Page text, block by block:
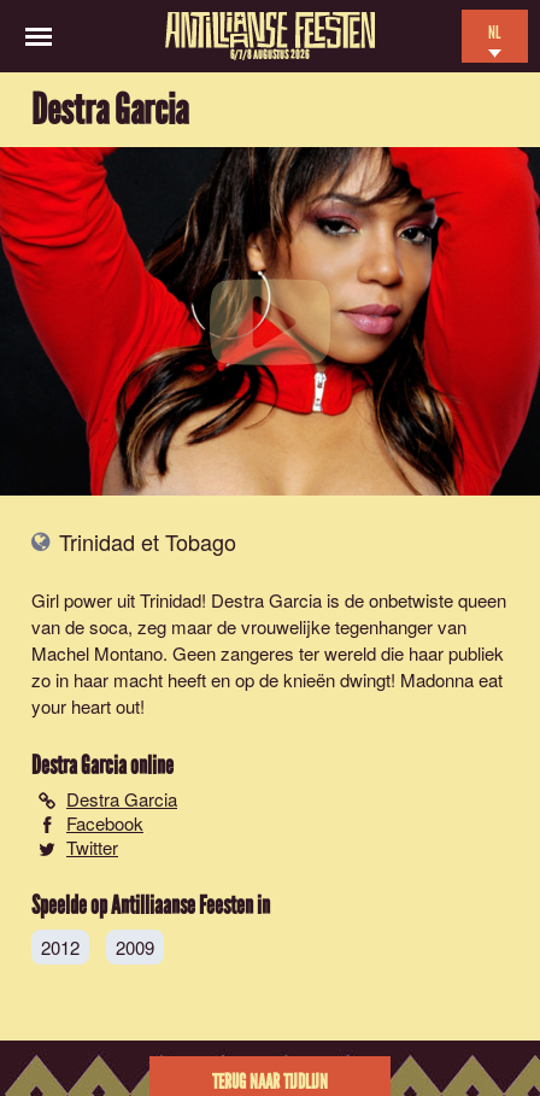
6/7/8 AUGUSTUS 2026
NL
Destra Garcia
Trinidad et Tobago
Girl power uit Trinidad! Destra Garcia is de onbetwiste queen
van de soca, zeg maar de vrouwelijke tegenhanger van
Machel Montano. Geen zangeres ter wereld die haar publiek
zo in haar macht heeft en op de knieën dwingt! Madonna eat
your heart out!
Destra Garciaonline
Destra Garcia
Facebook
Twitter
Speelde op Antilliaanse Feesten in
2012 2009
TERUG NAAR TIJDLIJN